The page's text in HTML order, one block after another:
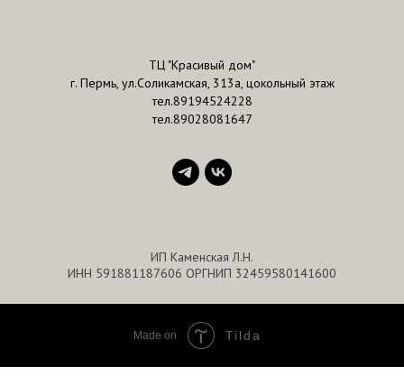
ТЦ "Красивый дом"
г. Пермь, ул.Соликамская, 313а, цокольный этаж
тел.89194524228
тел.89028081647
ИП Каменская Л.Н.
ИНН 591881187606 ОРГНИП 32459580141600
Made on Tilda